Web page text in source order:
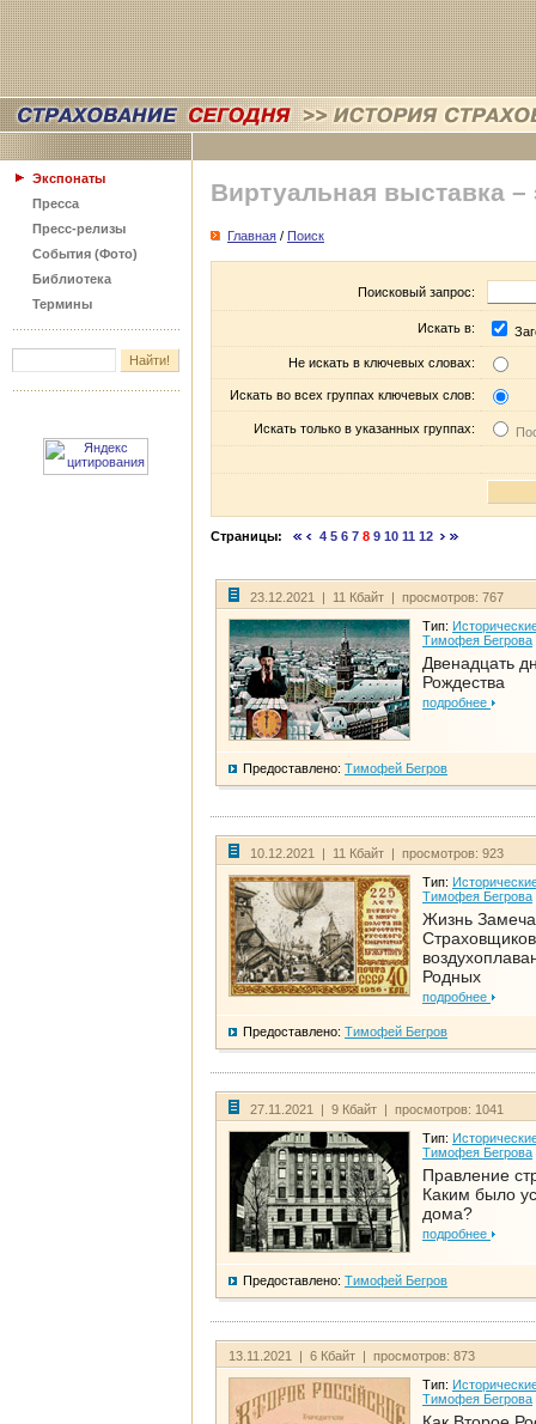
Экспонаты
Пресса
Пресс-релизы
События (Фото)
Библиотека
Термины
Виртуальная выставка –
Главная / Поиск
Поисковый запрос:
Искать в:
Не искать в ключевых словах:
Искать во всех группах ключевых слов:
Искать только в указанных группах:
Страницы: 4 5 6 7 8 9 10 11 12
23.12.2021 | 11 Кбайт | просмотров: 767
Тип:
Тимофея Бегрова
Двенадцать
Рождества
подробнее
Предоставлено: Тимофей Бегров
10.12.2021 | 11 Кбайт | просмотров: 923
Тип:
Тимофея Бегрова
Жизнь
Родных
подробнее
Предоставлено: Тимофей Бегров
27.11.2021 | 9 Кбайт | просмотров: 1041
Тип:
Тимофея Бегрова
Правление
Каким было
дома?
подробнее
Предоставлено: Тимофей Бегров
13.11.2021 | 6 Кбайт | просмотров: 873
Тип:
Тимофея Бегрова